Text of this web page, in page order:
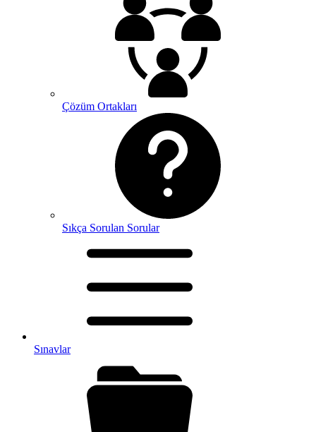
Çözüm Ortakları
Sıkça Sorulan Sorular
Sınavlar